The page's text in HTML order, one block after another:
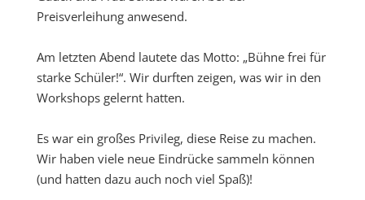
Preisverleihung anwesend.
Am letzten Abend lautete das Motto: „Bühne frei für
starke Schüler!“. Wir durften zeigen, was wir in den
Workshops gelernt hatten.
Es war ein großes Privileg, diese Reise zu machen.
Wir haben viele neue Eindrücke sammeln können
(und hatten dazu auch noch viel Spaß)!